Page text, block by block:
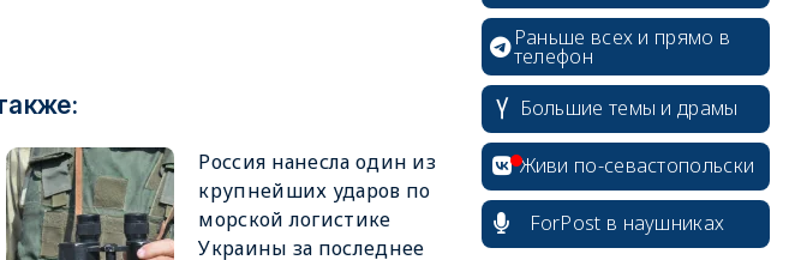
Россия нанесла один из
крупнейших ударов по
морской логистике
Украины за последнее
Раньше всех и прямо в
телефон
Большие темы и драмы
Живи по-севастопольски
ForPost в наушниках